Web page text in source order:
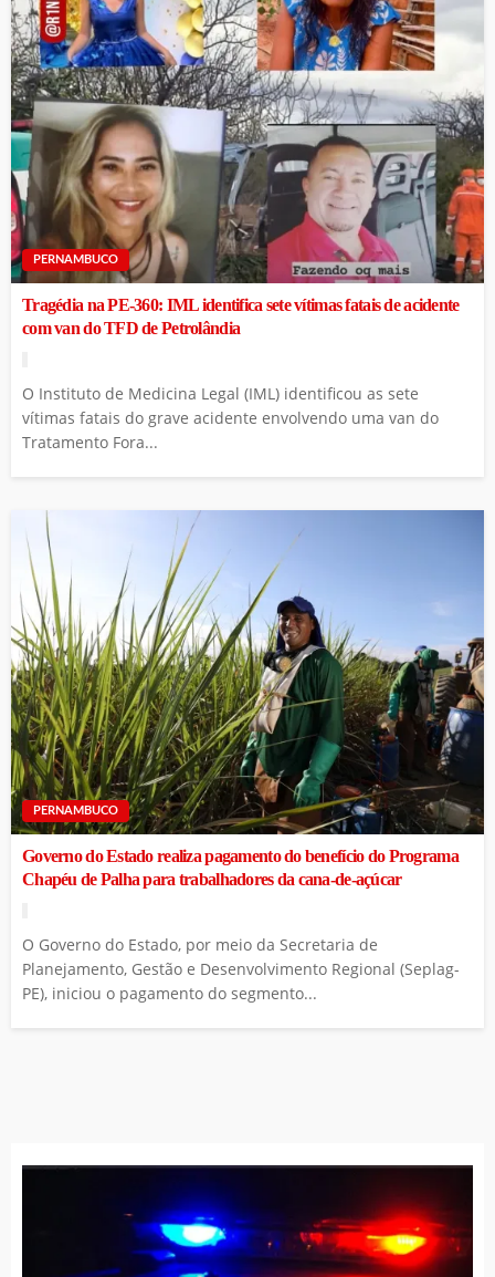
PERNAMBUCO
Tragédia na PE-360: IML identifica sete vítimas fatais de acidente
com van do TFD de Petrolândia
O Instituto de Medicina Legal (IML) identificou as sete
vítimas fatais do grave acidente envolvendo uma van do
Tratamento Fora...
PERNAMBUCO
Governo do Estado realiza pagamento do benefício do Programa
Chapéu de Palha para trabalhadores da cana-de-açúcar
O Governo do Estado, por meio da Secretaria de
Planejamento, Gestão e Desenvolvimento Regional (Seplag-
PE), iniciou o pagamento do segmento...